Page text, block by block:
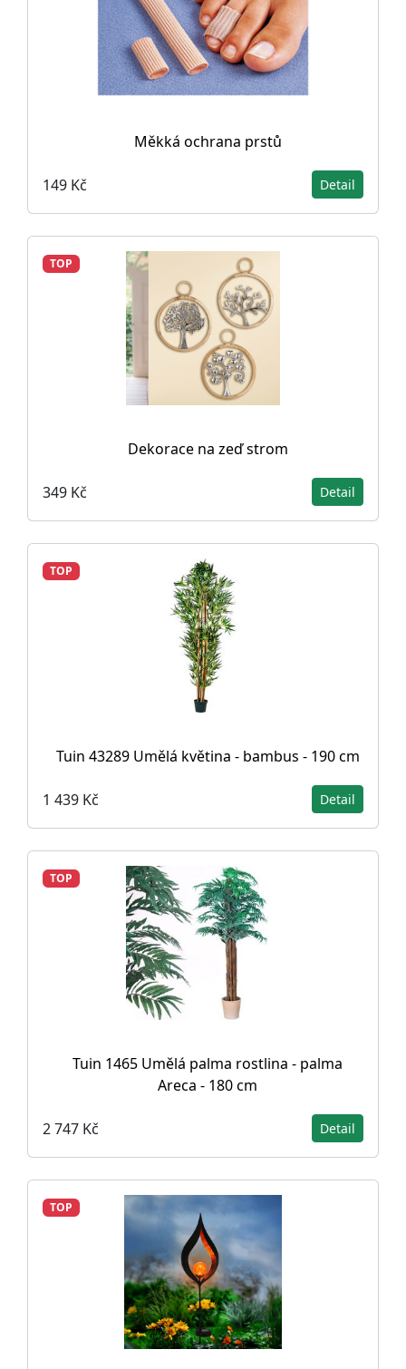
Měkká ochrana prstů
149 Kč Detail
TOP
Dekorace na zeď strom
349 Kč Detail
TOP
Tuin 43289 Umělá květina - bambus - 190 cm
1 439 Kč Detail
TOP
Tuin 1465 Umělá palma rostlina - palma
Areca - 180 cm
2 747 Kč Detail
TOP